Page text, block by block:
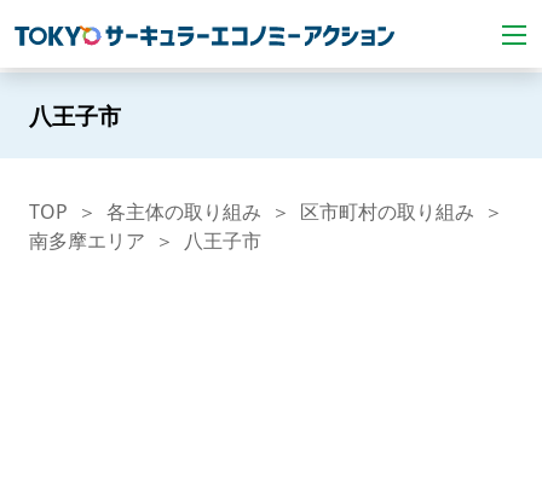
八王子市
TOP 各主体の取り組み
区市町村の取り組み
南多摩エリア
八王子市